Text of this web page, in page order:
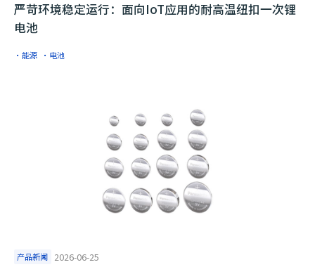
严苛环境稳定运行：面向IoT应用的耐高温纽扣一次锂
电池
·能源 ·电池
产品新闻 2026-06-25